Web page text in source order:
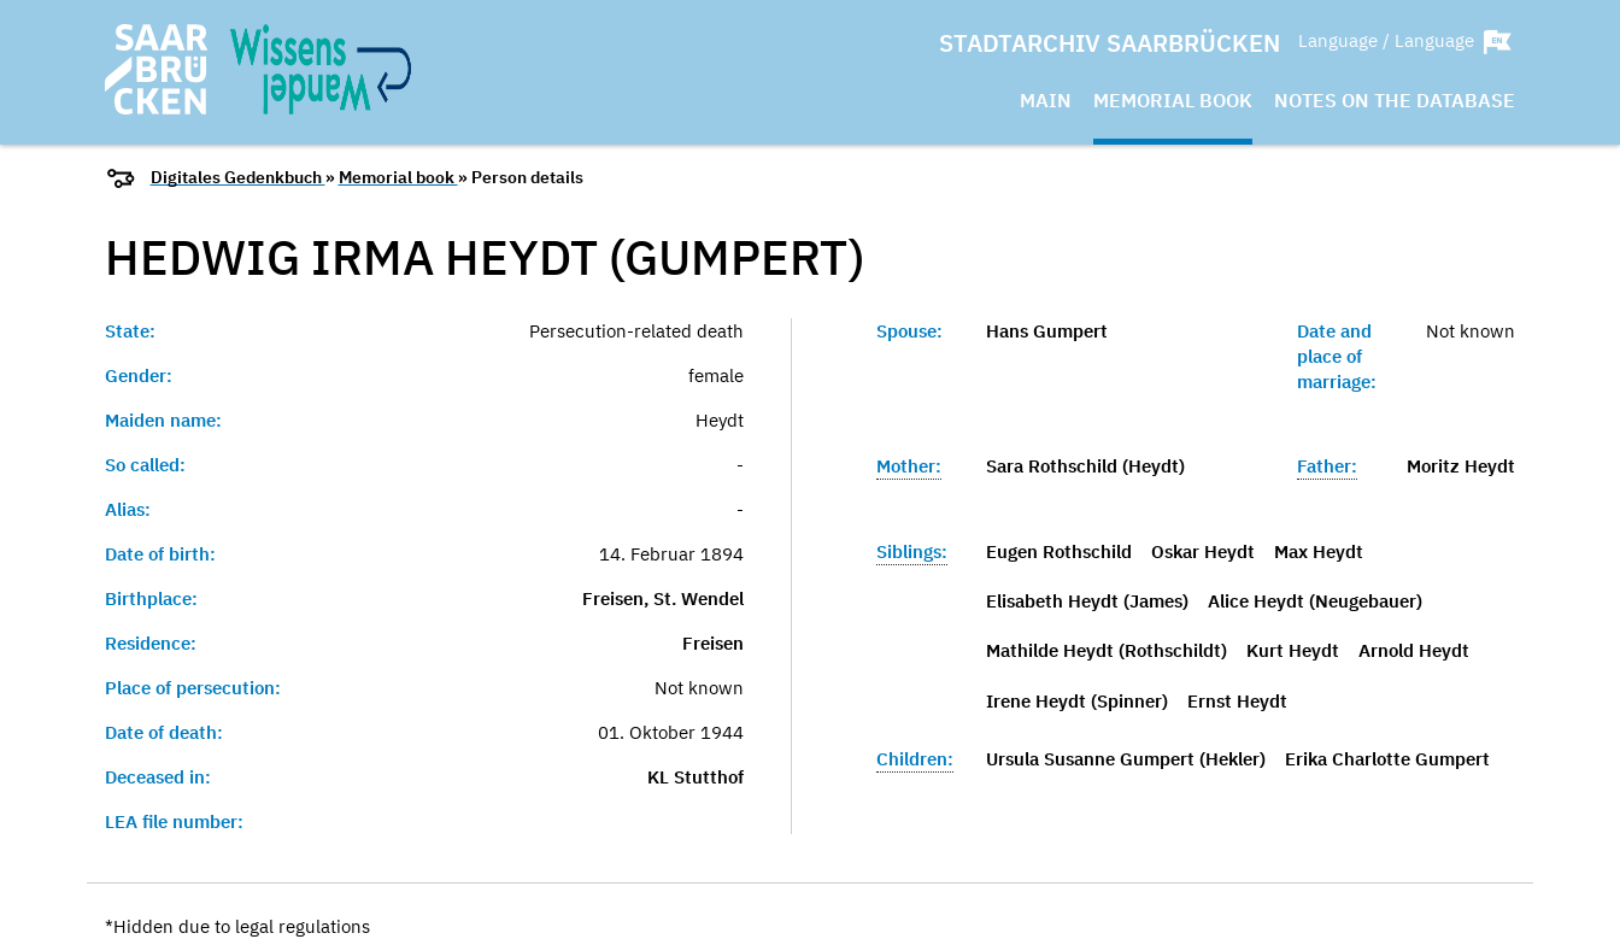
STADTARCHIV SAARBRÜCKEN Language / Language
MAIN MEMORIAL BOOK NOTES ON THE DATABASE
Digitales Gedenkbuch » Memorial book » Person details
HEDWIG IRMA HEYDT (GUMPERT)
State:
Persecution-related death
Gender:
female
Maiden name:
Heydt
So called:
-
Alias:
-
Date of birth:
14. Februar 1894
Birthplace:
Freisen, St. Wendel
Residence:
Freisen
Place of persecution:
Not known
Date of death:
01. Oktober 1944
Deceased in:
KL Stutthof
LEA file number:
Spouse: Hans Gumpert
Date and
place of
marriage:
Not known
Mother: Sara Rothschild (Heydt) Father: Moritz Heydt
Siblings: Eugen Rothschild Oskar Heydt Max Heydt
Elisabeth Heydt (James) Alice Heydt (Neugebauer)
Mathilde Heydt (Rothschildt) Kurt Heydt Arnold Heydt
Irene Heydt (Spinner) Ernst Heydt
Children: Ursula Susanne Gumpert (Hekler) Erika Charlotte Gumpert
*Hidden due to legal regulations